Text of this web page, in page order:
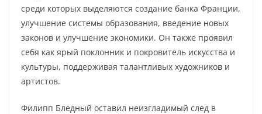
среди которых выделяются создание банка Франции,
улучшение системы образования, введение новых
законов и улучшение экономики. Он также проявил
себя как ярый поклонник и покровитель искусства и
культуры, поддерживая талантливых художников и
артистов.
Филипп Бледный оставил неизгладимый след в